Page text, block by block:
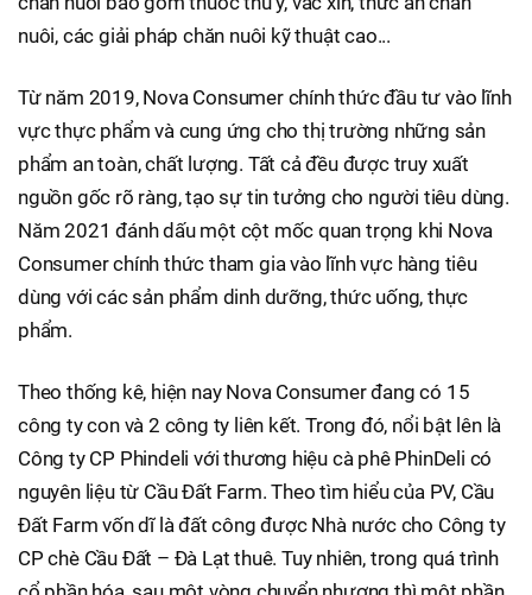
nuôi, các giải pháp chăn nuôi kỹ thuật cao...
Từ năm 2019, Nova Consumer chính thức đầu tư vào lĩnh
vực thực phẩm và cung ứng cho thị trường những sản
phẩm an toàn, chất lượng. Tất cả đều được truy xuất
nguồn gốc rõ ràng, tạo sự tin tưởng cho người tiêu dùng.
Năm 2021 đánh dấu một cột mốc quan trọng khi Nova
Consumer chính thức tham gia vào lĩnh vực hàng tiêu
dùng với các sản phẩm dinh dưỡng, thức uống, thực
phẩm.
Theo thống kê, hiện nay Nova Consumer đang có 15
công ty con và 2 công ty liên kết. Trong đó, nổi bật lên là
Công ty CP Phindeli với thương hiệu cà phê PhinDeli có
nguyên liệu từ Cầu Đất Farm. Theo tìm hiểu của PV, Cầu
Đất Farm vốn dĩ là đất công được Nhà nước cho Công ty
CP chè Cầu Đất – Đà Lạt thuê. Tuy nhiên, trong quá trình